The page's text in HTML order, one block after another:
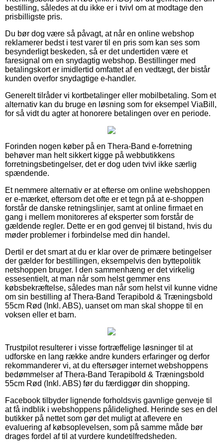
bestilling, således at du ikke er i tvivl om at modtage den
prisbilligste pris.
Du bør dog være så påvagt, at når en online webshop
reklamerer bedst i test varer til en pris som kan ses som
besynderligt beskeden, så er det undertiden være et
faresignal om en snydagtig webshop. Bestillinger med
betalingskort er imidlertid omfattet af en vedtægt, der bistår
kunden overfor snydagtige e-handler.
Generelt tilråder vi kortbetalinger eller mobilbetaling. Som et
alternativ kan du bruge en løsning som for eksempel ViaBill,
for så vidt du agter at honorere betalingen over en periode.
Forinden nogen køber på en Thera-Band e-forretning
behøver man helt sikkert kigge på webbutikkens
forretningsbetingelser, det er dog uden tvivl ikke særlig
spændende.
Et nemmere alternativ er at efterse om online webshoppen
er e-mærket, eftersom det ofte er et tegn på at e-shoppen
forstår de danske retningslinjer, samt at online firmaet en
gang i mellem monitoreres af eksperter som forstår de
gældende regler. Dette er en god genvej til bistand, hvis du
møder problemer i forbindelse med din handel.
Dertil er det smart at du er klar over de primære betingelser
der gælder for bestillingen, eksempelvis den byttepolitik
netshoppen bruger. I den sammenhæng er det virkelig
essesentielt, at man når som helst gemmer ens
købsbekræftelse, således man når som helst vil kunne vidne
om sin bestilling af Thera-Band Terapibold & Træningsbold
55cm Rød (Inkl. ABS), uanset om man skal shoppe til en
voksen eller et barn.
Trustpilot resulterer i visse fortræffelige løsninger til at
udforske en lang række andre kunders erfaringer og derfor
rekommanderer vi, at du eftersøger internet webshoppens
bedømmelser af Thera-Band Terapibold & Træningsbold
55cm Rød (Inkl. ABS) før du færdiggør din shopping.
Facebook tilbyder lignende forholdsvis gavnlige genveje til
at få indblik i webshoppens pålidelighed. Herinde ses en del
butikker på nettet som gør det muligt at aflevere en
evaluering af købsoplevelsen, som på samme måde bør
drages fordel af til at vurdere kundetilfredsheden.